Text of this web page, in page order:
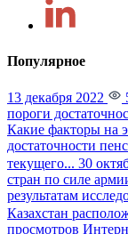
Популярное
13 декабря 2022
пороги
Какие факторы на
достаточности
текущего... 30
стран по силе
результатам
Казахстан
просмотров